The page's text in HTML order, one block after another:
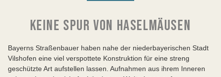
KEINE SPUR VON HASELMÄUSEN
Bayerns Straßenbauer haben nahe der niederbayerischen Stadt
Vilshofen eine viel verspottete Konstruktion für eine streng
geschützte Art aufstellen lassen. Aufnahmen aus ihrem Inneren